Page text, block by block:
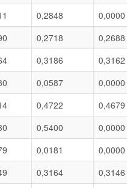
0,2848 0,0000
0,2718 0,2688
0,3186 0,3162
0,0587 0,0000
0,4722 0,4679
0,5400 0,0000
0,0181 0,0000
0,3164 0,3146